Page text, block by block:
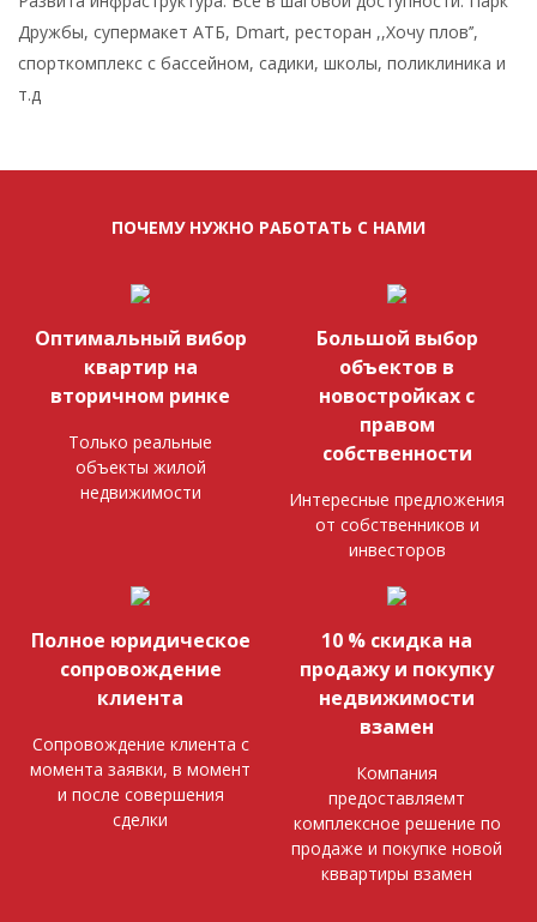
Дружбы, супермакет АТБ, Dmart, ресторан ,,Хочу плов’’,
спорткомплекс с бассейном, садики, школы, поликлиника и
т.д
ПОЧЕМУ НУЖНО РАБОТАТЬ С НАМИ
Оптимальный вибор
квартир на
вторичном ринке
Только реальные
объекты жилой
недвижимости
Большой выбор
объектов в
новостройках с
правом
собственности
Интересные предложения
от собственников и
инвесторов
Полное юридическое
сопровождение
клиента
Сопровождение клиента с
момента заявки, в момент
и после совершения
сделки
10 % скидка на
продажу и покупку
недвижимости
взамен
Компания
предоставляемт
комплексное решение по
продаже и покупке новой
кввартиры взамен